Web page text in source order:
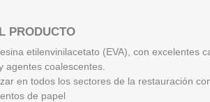
PRODUCTO
etilenvinilacetato (EVA), con excelentes
agentes coalescentes.
en todos los sectores de la restauración
de papel